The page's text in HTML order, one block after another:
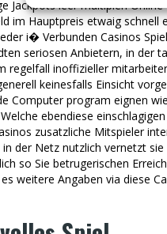
Jackpots leer multiplen
im Hauptpreis etwaig schnell
i� Verbunden Casinos
seriosen Anbietern, in der
regelfall inoffizieller
keinesfalls Einsicht
Computer program eignen
ebendiese
zusatzliche Mitspieler
in der Netz nutzlich vernetzt
so Sie betrugerischen
weitere Angaben via diese